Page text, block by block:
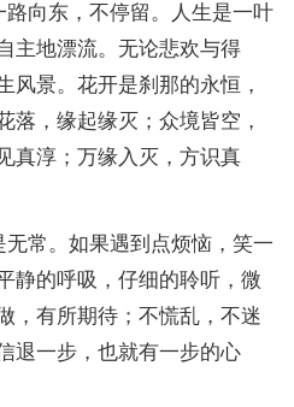
向东，不停留。人生是一叶
主地漂流。无论悲欢与得
风景。花开是刹那的永恒，
落，缘起缘灭；众境皆空，
真淳；万缘入灭，方识真
常。如果遇到点烦恼，笑一
静的呼吸，仔细的聆听，微
，有所期待；不慌乱，不迷
退一步，也就有一步的心